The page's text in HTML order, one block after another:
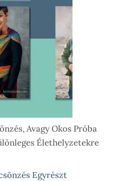
Lépésre
Így
Működik
Nálunk
Avagy Okos Próba
Élethelyzetekre
Egyrészt